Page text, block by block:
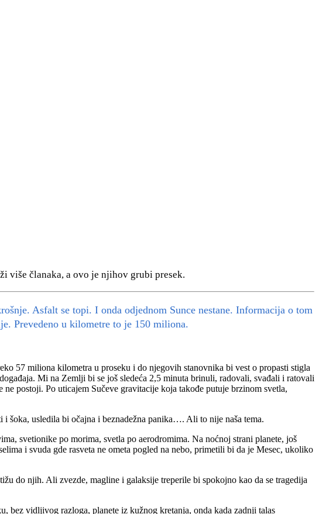
više članaka, a ovo je njihov grubi presek.
Asfalt se topi. I onda odjednom Sunce nestane. Informacija o tom
Prevedeno u kilometre to je 150 miliona.
57 miliona kilometra u proseku i do njegovih stanovnika bi vest o propasti stigla
Mi na Zemlji bi se još sledeća 2,5 minuta brinuli, radovali, svađali i ratovali
postoji. Po uticajem Sučeve gravitacije koja takođe putuje brzinom svetla,
i šoka, usledila bi očajna i beznadežna panika…. Ali to nije naša tema.
svetionike po morima, svetla po aerodromima. Na noćnoj strani planete, još
i svuda gde rasveta ne ometa pogled na nebo, primetili bi da je Mesec, ukoliko
do njih. Ali zvezde, magline i galaksije treperile bi spokojno kao da se tragedija
bez vidljivog razloga, planete iz kužnog kretanja, onda kada zadnji talas